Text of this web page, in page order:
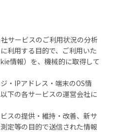
サービスのご利用状況の分析
利用する目的で、ご利用いた
情報）を、機械的に取得して
・IPアドレス・端末のOS情
下の各サービスの運営会社に
スの提供・維持・改善、新サ
定等の目的で送信された情報